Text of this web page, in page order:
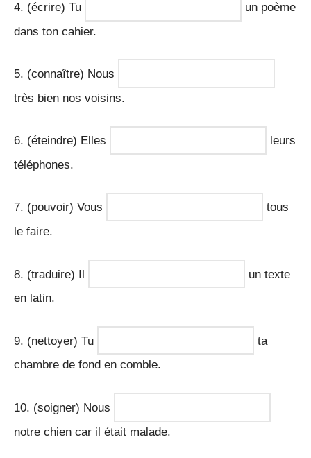
4. (écrire) Tu
un poème
dans ton cahier.
5. (connaître) Nous
très bien nos voisins.
6. (éteindre) Elles
leurs
téléphones.
7. (pouvoir) Vous
tous
le faire.
8. (traduire) Il
un texte
en latin.
9. (nettoyer) Tu
ta
chambre de fond en comble.
10. (soigner) Nous
notre chien car il était malade.